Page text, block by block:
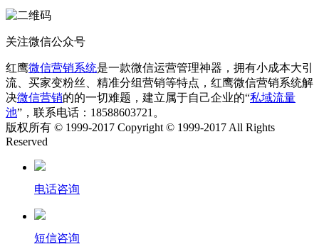
关注微信公众号
红鹰微信营销系统是一款微信运营管理神器，拥有小成本大引
流、买家变粉丝、精准分组营销等特点，红鹰微信营销系统解
决微信营销的的一切难题，建立属于自己企业的“私域流量
池”，联系电话：18588603721。
版权所有 © 1999-2017 Copyright © 1999-2017 All Rights
Reserved
电话咨询
短信咨询